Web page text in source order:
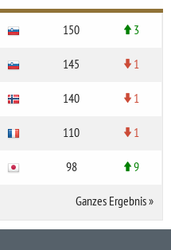
150 3
145 1
140 1
110 1
98 9
Ganzes Ergebnis»